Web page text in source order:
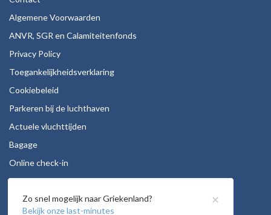
Algemene Voorwaarden
ANVR, SGR en Calamiteitenfonds
Privacy Policy
Toegankelijkheidsverklaring
Cookiebeleid
Parkeren bij de luchthaven
Actuele vluchttijden
Bagage
Online check-in
Stoelreservering
Autohuur
×
Zo snel mogelijk naar Griekenland?
Bekijk onze last-minutes